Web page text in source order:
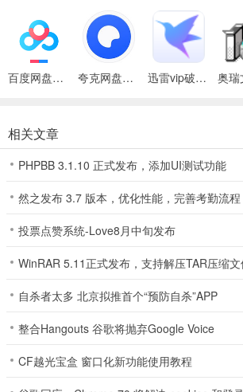
后台地址：域名/admin/login.asp。
默认管理员：admin 密码：admin
后台页面
百度网盘绿色免安装Pc电脑版 夸克网盘官方正式版 迅雷vip破解版永久会员2024版
相关文章
PHPBB 3.1.10 正式发布，添加UI测试功能
然之发布 3.7 版本，优化性能，完善考勤流程
投票点赞系统-Love8月中旬发布
WinRAR 5.11正式发布，支持解压TAR压缩
自杀者太多 北京拟推首个“预防自杀”APP
整合Hangouts 谷歌将抛弃Google Voice
CF越光宝盒 窗口化新功能使用教程